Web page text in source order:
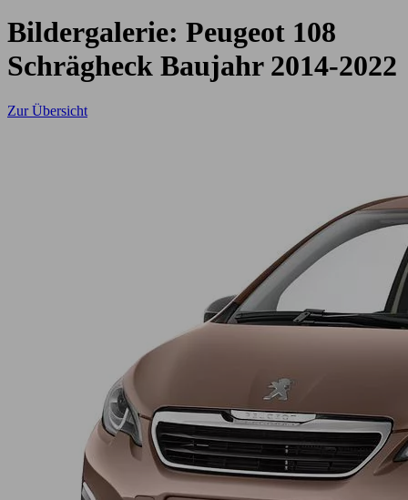
Bildergalerie: Peugeot 108
Schrägheck Baujahr 2014-2022
Zur Übersicht